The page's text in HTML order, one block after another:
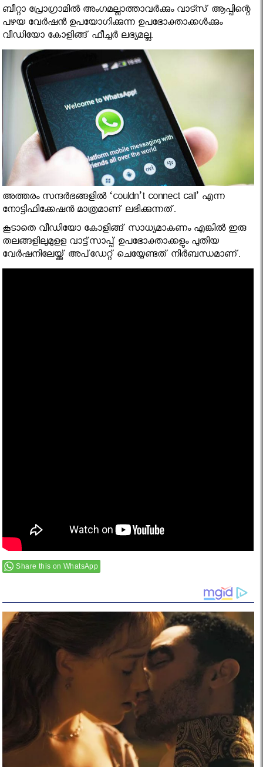
ബീറ്റാ പ്രോഗ്രാമില്‍ അംഗമല്ലാത്താവര്‍ക്കും വാട്സ് ആപ്പിന്റെ
പഴയ വേര്‍ഷന്‍ ഉപയോഗിക്കുന്ന ഉപഭോക്താക്കള്‍ക്കും
വീഡിയോ കോളിങ്ങ് ഫീച്ചര്‍ ലഭ്യമല്ല.
അത്തരം സന്ദര്‍ഭങ്ങളില്‍ ‘couldn’t connect call’ എന്ന
നോട്ടിഫിക്കേഷന്‍ മാത്രമാണ് ലഭിക്കുന്നത്.
കൂടാതെ വീഡിയോ കോളിങ്ങ് സാധ്യമാകണം എങ്കില്‍ ഇരു
തലങ്ങളിലുമുളള വാട്ട്‌സാപ്പ് ഉപഭോക്താക്കളും പുതിയ
വേര്‍ഷനിലേയ്ക്ക് അപ്‌ഡേറ്റ് ചെയ്യേണ്ടത് നിര്‍ബന്ധമാണ്.
Share this on WhatsApp